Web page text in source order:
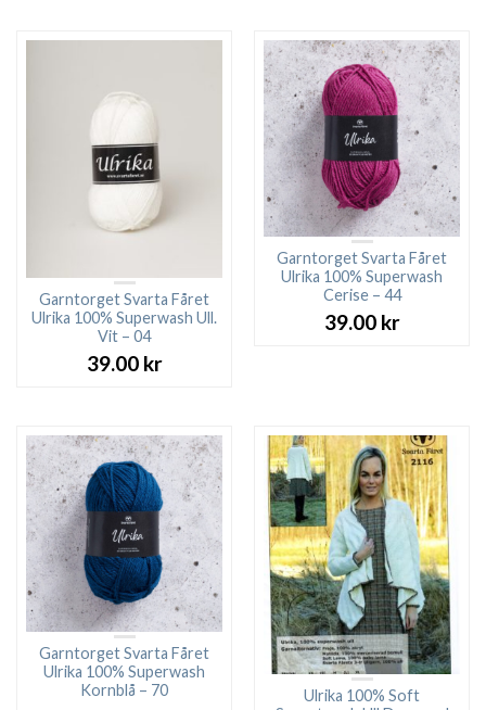
Garntorget Svarta Fåret
Ulrika 100% Superwash Ull.
Vit – 04
39.00 kr
Garntorget Svarta Fåret
Ulrika 100% Superwash
Cerise – 44
39.00 kr
Garntorget Svarta Fåret
Ulrika 100% Superwash
Kornblå – 70
Ulrika 100% Soft